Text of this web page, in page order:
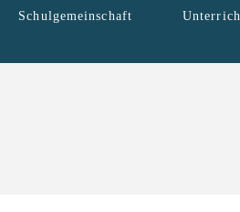
Schulgemeinschaft